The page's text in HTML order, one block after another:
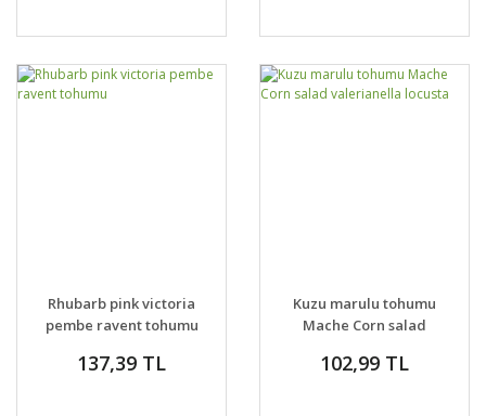
Rhubarb pink victoria
pembe ravent tohumu
137,39 TL
Kuzu marulu tohumu
Mache Corn salad
102,99 TL